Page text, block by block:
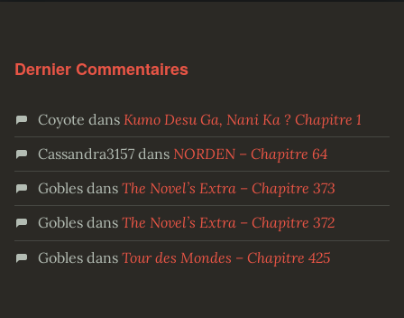
Dernier Commentaires
Coyote dans Kumo Desu Ga, Nani Ka ? Chapitre 1
Cassandra3157dans NORDEN – Chapitre 64
Goblesdans The Novel’s Extra – Chapitre 373
Goblesdans The Novel’s Extra – Chapitre 372
Goblesdans Tour des Mondes – Chapitre 425